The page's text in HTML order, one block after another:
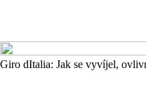
Giro dItalia: Jak se vyvíjel,